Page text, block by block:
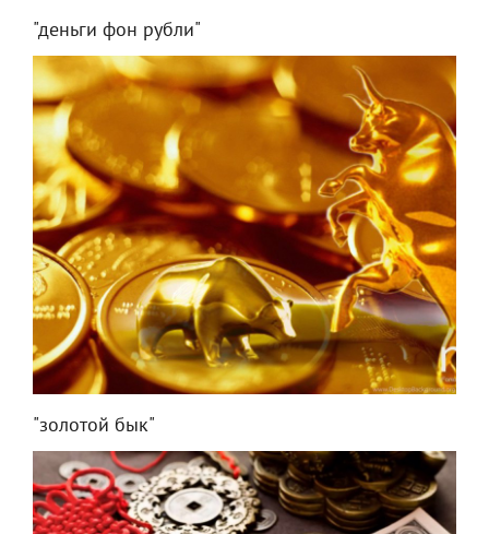
"деньги фон рубли"
"золотой бык"